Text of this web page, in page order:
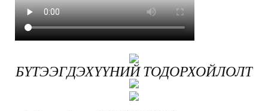
БҮТЭЭГДЭХҮҮНИЙ ТОДОРХОЙЛОЛТ